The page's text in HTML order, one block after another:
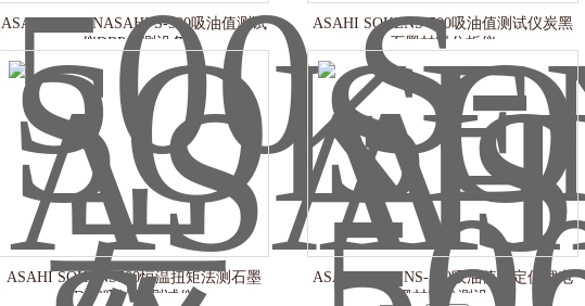
ASAHI SOKENASAHI S-500吸油值测试
仪DBP检测设备
ASAHI SOKENS-500吸油值测试仪炭黑
石墨材料分析仪
ASAHI SOKENS500恒温扭矩法测石墨
DBP吸油值测试仪
ASAHI SOKENS-500吸油值测定仪锂电
炭黑材料检测设备